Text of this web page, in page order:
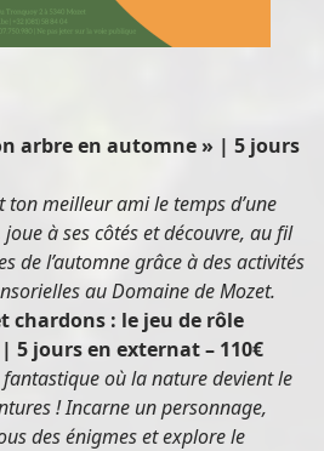
arbre en automne » | 5 jours
ton meilleur ami le temps d’une
à ses côtés et découvre, au fil
de l’automne grâce à des activités
au Domaine de Mozet.
chardons : le jeu de rôle
jours en externat – 110€
où la nature devient le
! Incarne un personnage,
des énigmes et explore le